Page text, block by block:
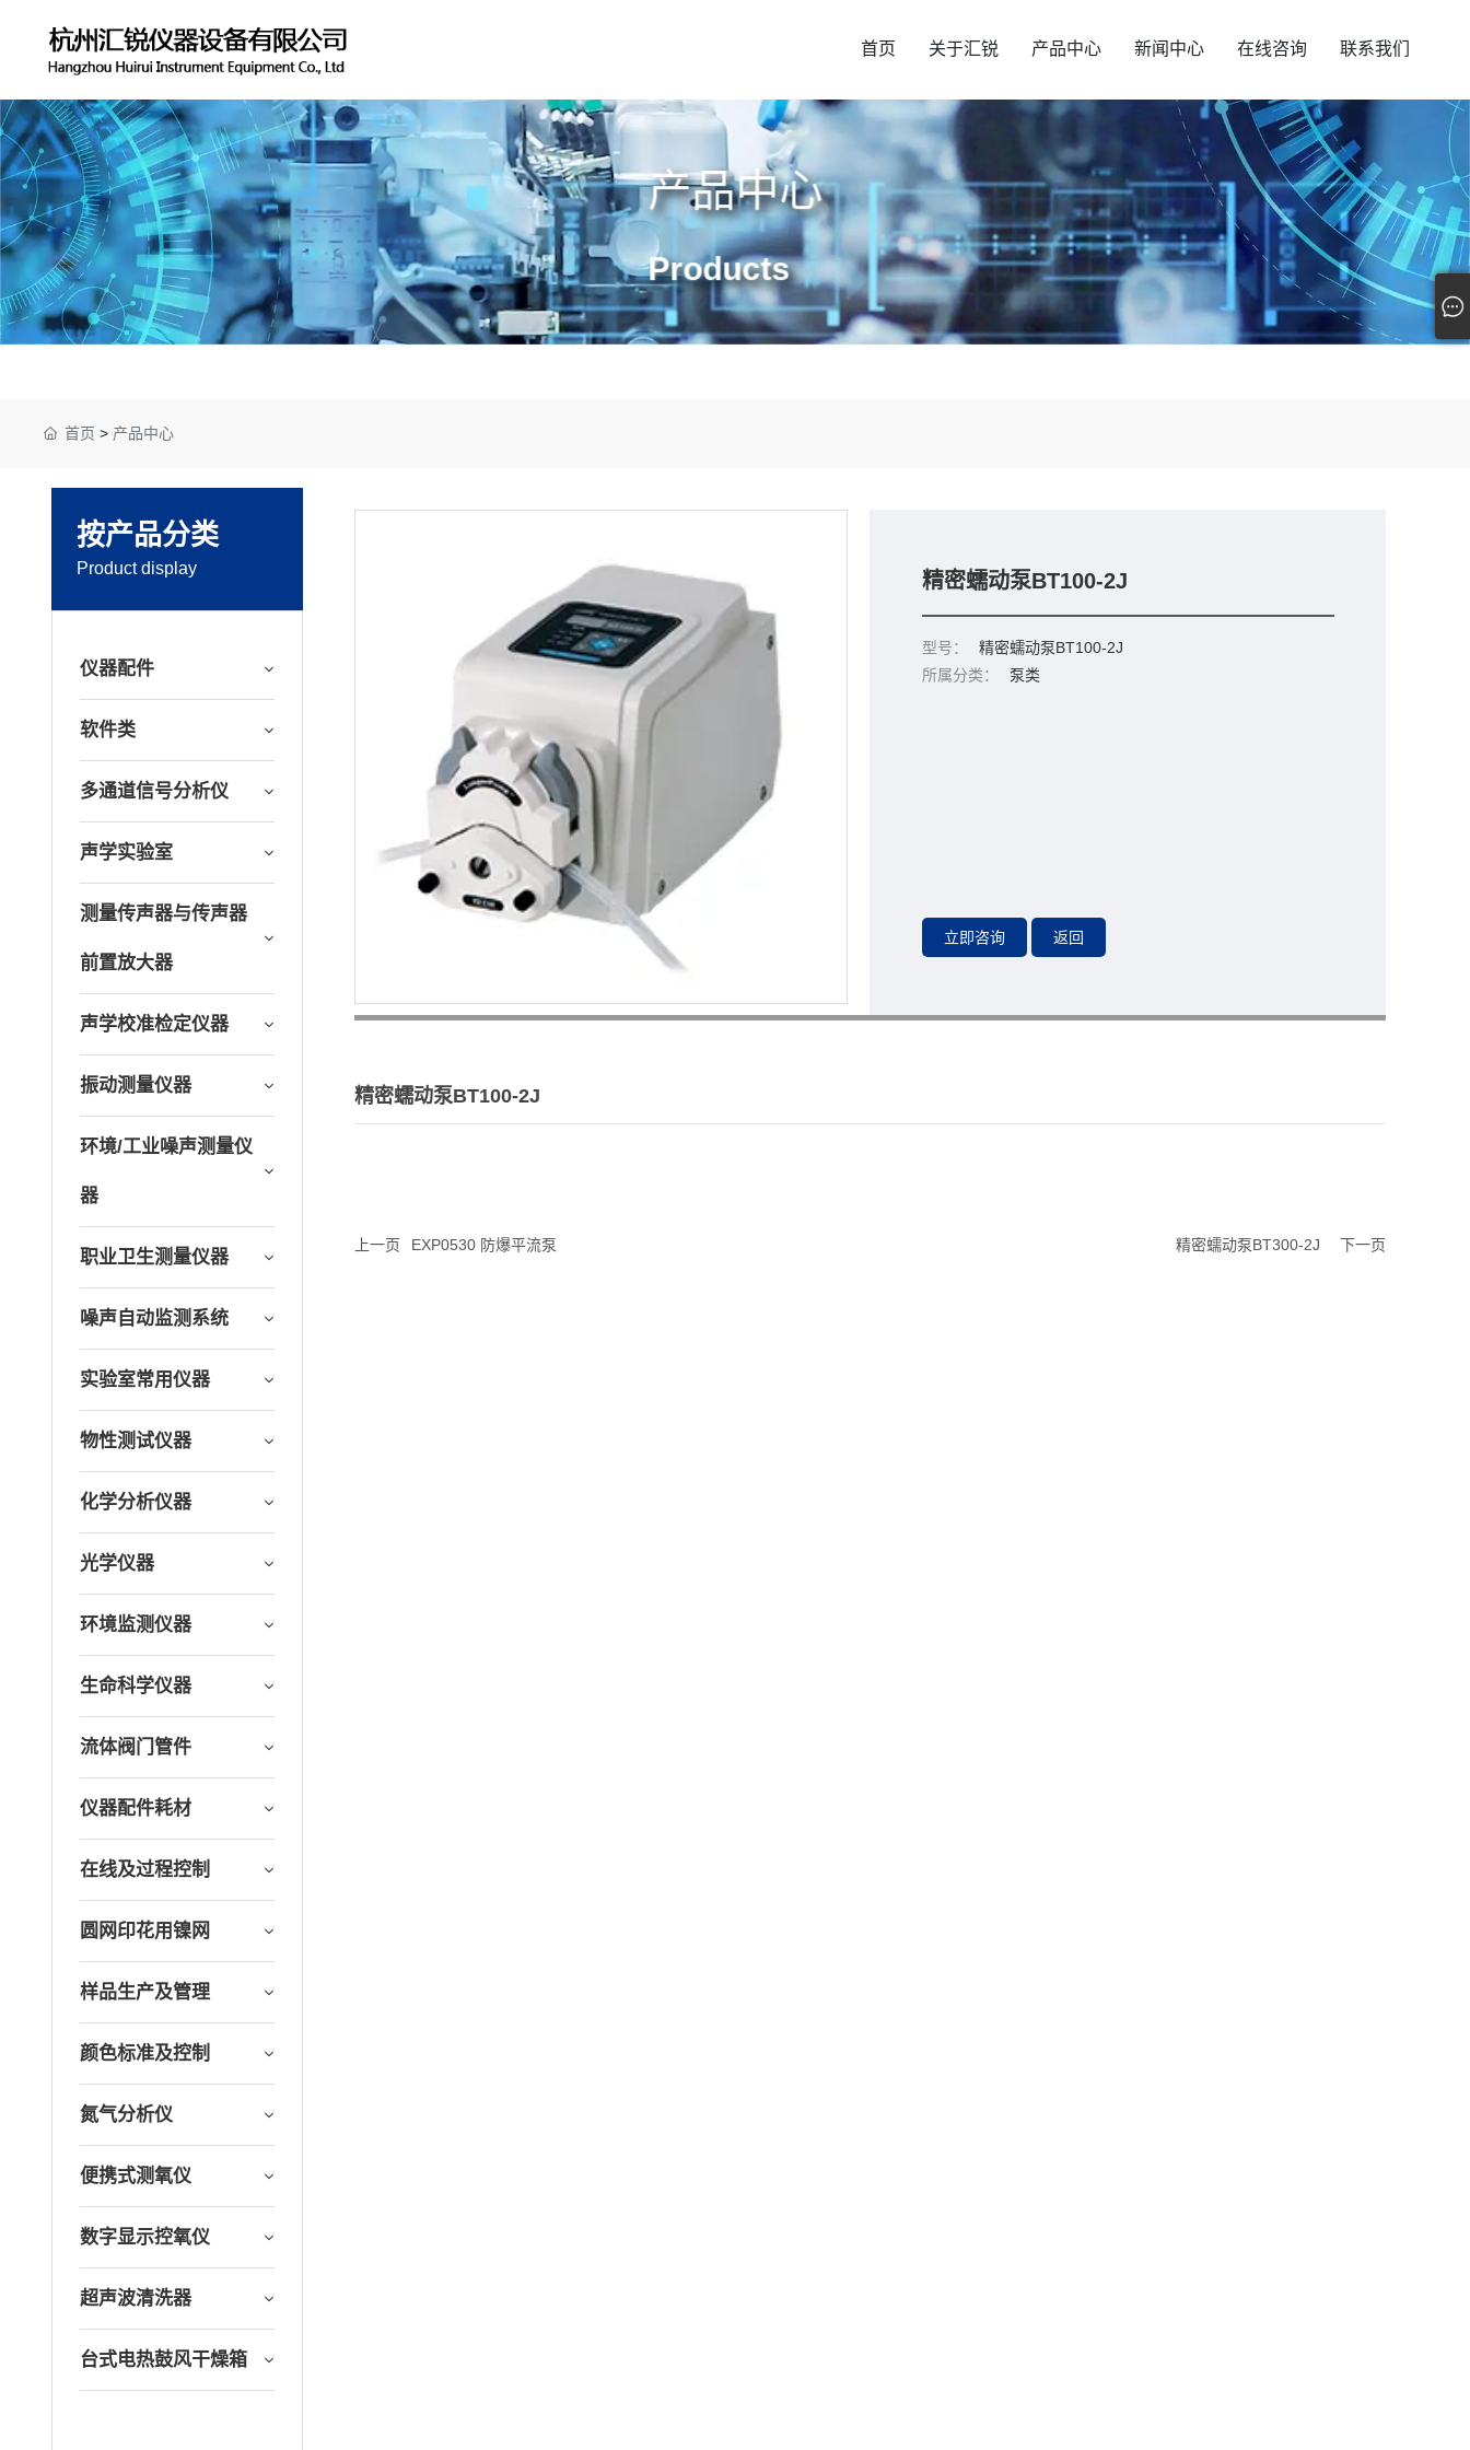
首页 关于汇锐 产品中心 新闻中心 在线咨询 联系我们
产品中心
Products
首页 > 产品中心
按产品分类
Product display
仪器配件
软件类
多通道信号分析仪
声学实验室
测量传声器与传声器
前置放大器
声学校准检定仪器
振动测量仪器
环境/工业噪声测量仪
器
职业卫生测量仪器
噪声自动监测系统
实验室常用仪器
物性测试仪器
化学分析仪器
光学仪器
环境监测仪器
生命科学仪器
流体阀门管件
仪器配件耗材
在线及过程控制
圆网印花用镍网
样品生产及管理
颜色标准及控制
氮气分析仪
便携式测氧仪
数字显示控氧仪
超声波清洗器
台式电热鼓风干燥箱
精密蠕动泵BT100-2J
型号：
精密蠕动泵BT100-2J
所属分类：
泵类
精密蠕动泵BT100-2J
上一页 EXP0530 防爆平流泵 精密蠕动泵BT300-2J 下一页